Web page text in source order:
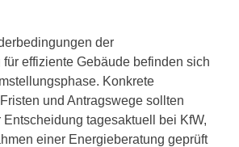
der
für effiziente Gebäude befinden sich
Konkrete
und Antragswege sollten
tagesaktuell bei KfW,
einer Energieberatung geprüft